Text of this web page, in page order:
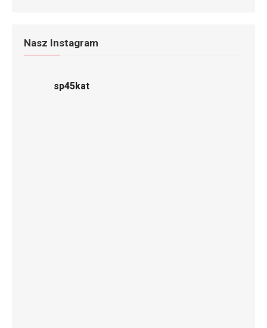
Nasz Instagram
sp45kat